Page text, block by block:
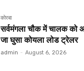
कोरबा
सर्वमंगला चौक में चालक को
जा घुसा कोयला लोड ट्रेलर
admin - August 6, 2026